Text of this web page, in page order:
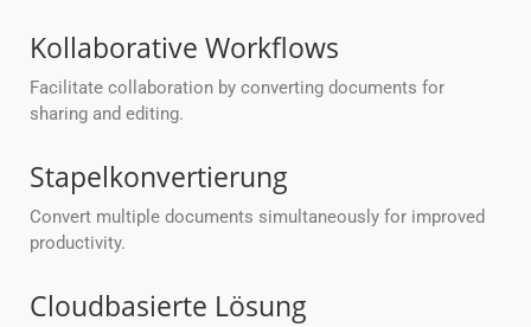
Kollaborative Workflows
Facilitate collaboration by converting documents for
sharing and editing.
Stapelkonvertierung
Convert multiple documents simultaneously for improved
productivity.
Cloudbasierte Lösung